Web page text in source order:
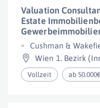
Valuation
Estate
Cushman &
Wien 1. Bezirk
Vollzeit ab